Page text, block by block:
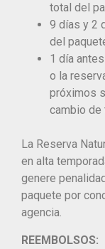
total del
9 días y 2
del
1 día
o la
próximos
cambio de
La Reserva
en alta
genere
paquete por
agencia.
REEMBOLSOS: